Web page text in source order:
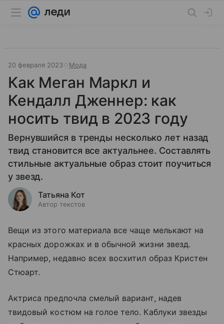
20 февраля 2023 Мода
Как Меган Маркл и
Кендалл Дженнер: как
носить твид в 2023 году
Вернувшийся в тренды несколько лет назад
твид становится все актуальнее. Составлять
стильные актуальные образ стоит поучиться
у звезд.
Татьяна Кот
Автор текстов
Вещи из этого материала все чаще мелькают на
красных дорожках и в обычной жизни звезд.
Например, недавно всех восхитил образ Кристен
Стюарт.
Актриса предпочла смелый вариант, надев
твидовый костюм на голое тело. Каблуки звезды